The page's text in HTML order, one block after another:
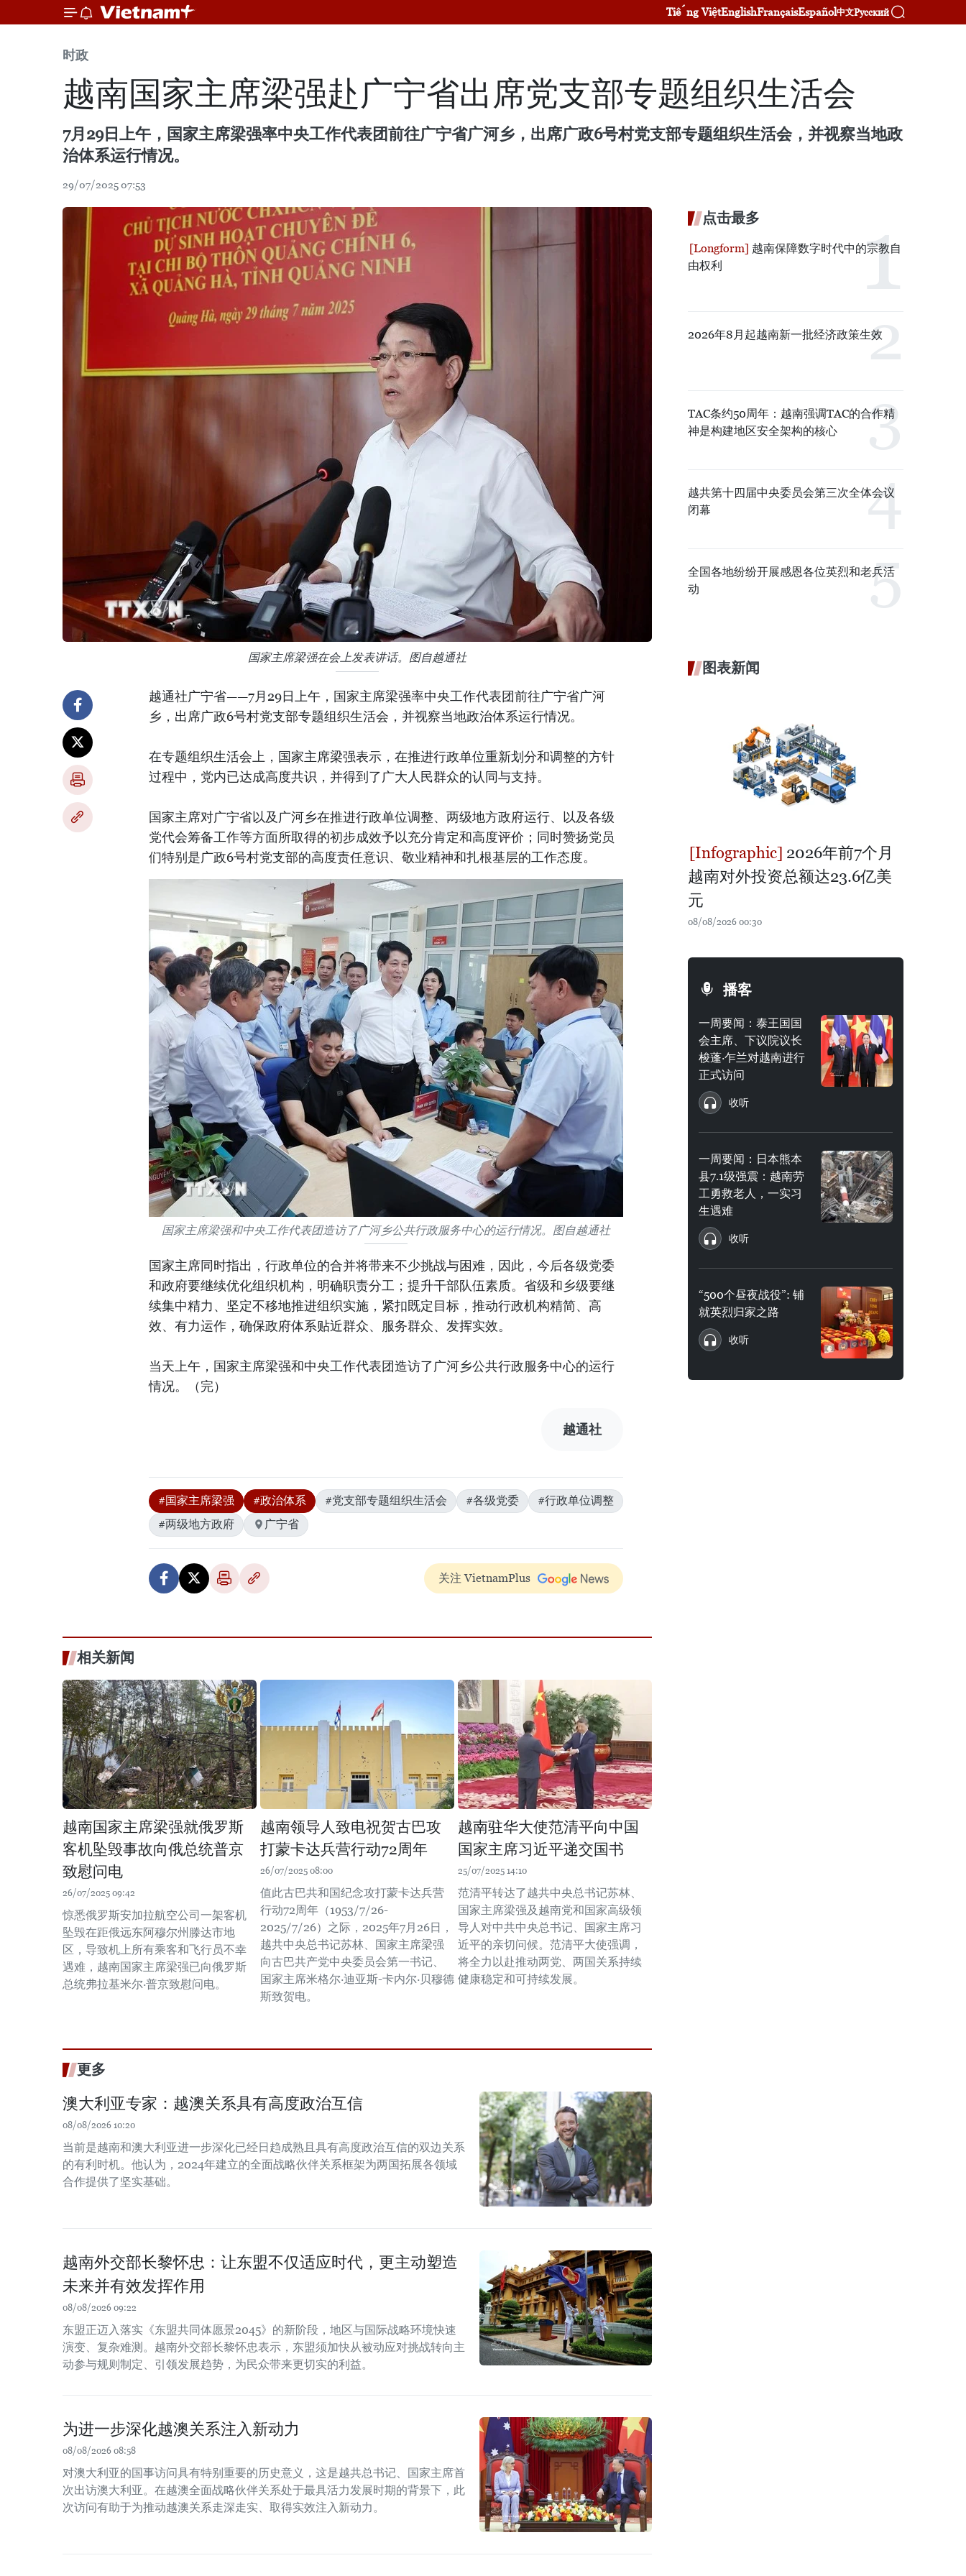
Tiếng ViệtEnglishFrançaisEspañol中文Русский
时政
越南国家主席梁强赴广宁省出席党支部专题组织生活会
7月29日上午，国家主席梁强率中央工作代表团前往广宁省广河乡，出席广政6号村党支部专题组织生活会，并视察当地政
治体系运行情况。
29/07/2025 07:53
国家主席梁强在会上发表讲话。图自越通社
越通社广宁省——7月29日上午，国家主席梁强率中央工作代表团前往广宁省广河
乡，出席广政6号村党支部专题组织生活会，并视察当地政治体系运行情况。
在专题组织生活会上，国家主席梁强表示，在推进行政单位重新划分和调整的方针
过程中，党内已达成高度共识，并得到了广大人民群众的认同与支持。
国家主席对广宁省以及广河乡在推进行政单位调整、两级地方政府运行、以及各级
党代会筹备工作等方面所取得的初步成效予以充分肯定和高度评价；同时赞扬党员
们特别是广政6号村党支部的高度责任意识、敬业精神和扎根基层的工作态度。
国家主席梁强和中央工作代表团造访了广河乡公共行政服务中心的运行情况。图自越通社
国家主席同时指出，行政单位的合并将带来不少挑战与困难，因此，今后各级党委
和政府要继续优化组织机构，明确职责分工；提升干部队伍素质。省级和乡级要继
续集中精力、坚定不移地推进组织实施，紧扣既定目标，推动行政机构精简、高
效、有力运作，确保政府体系贴近群众、服务群众、发挥实效。
当天上午，国家主席梁强和中央工作代表团造访了广河乡公共行政服务中心的运行
情况。（完）
越通社
#国家主席梁强 #政治体系 #党支部专题组织生活会 #各级党委
#行政单位调整
#两级地方政府
广宁省
关注 VietnamPlus
相关新闻
越南国家主席梁强就俄罗斯
客机坠毁事故向俄总统普京
致慰问电
26/07/2025 09:42
惊悉俄罗斯安加拉航空公司一架客机
坠毁在距俄远东阿穆尔州滕达市地
区，导致机上所有乘客和飞行员不幸
遇难，越南国家主席梁强已向俄罗斯
总统弗拉基米尔·普京致慰问电。
越南领导人致电祝贺古巴攻
打蒙卡达兵营行动72周年
26/07/2025 08:00
值此古巴共和国纪念攻打蒙卡达兵营
行动72周年（1953/7/26-
2025/7/26）之际，2025年7月26日，
越共中央总书记苏林、国家主席梁强
向古巴共产党中央委员会第一书记、
国家主席米格尔·迪亚斯-卡内尔·贝穆德
斯致贺电。
越南驻华大使范清平向中国
国家主席习近平递交国书
25/07/2025 14:10
范清平转达了越共中央总书记苏林、
国家主席梁强及越南党和国家高级领
导人对中共中央总书记、国家主席习
近平的亲切问候。范清平大使强调，
将全力以赴推动两党、两国关系持续
健康稳定和可持续发展。
更多
澳大利亚专家：越澳关系具有高度政治互信
08/08/2026 10:20
当前是越南和澳大利亚进一步深化已经日趋成熟且具有高度政治互信的双边关系
的有利时机。他认为，2024年建立的全面战略伙伴关系框架为两国拓展各领域
合作提供了坚实基础。
越南外交部长黎怀忠：让东盟不仅适应时代，更主动塑造
未来并有效发挥作用
08/08/2026 09:22
东盟正迈入落实《东盟共同体愿景2045》的新阶段，地区与国际战略环境快速
演变、复杂难测。越南外交部长黎怀忠表示，东盟须加快从被动应对挑战转向主
动参与规则制定、引领发展趋势，为民众带来更切实的利益。
为进一步深化越澳关系注入新动力
08/08/2026 08:58
对澳大利亚的国事访问具有特别重要的历史意义，这是越共总书记、国家主席首
次出访澳大利亚。在越澳全面战略伙伴关系处于最具活力发展时期的背景下，此
次访问有助于为推动越澳关系走深走实、取得实效注入新动力。
点击最多
越南保障数字时代中的宗教自
由权利
2026年8月起越南新一批经济政策生效
TAC条约50周年：越南强调TAC的合作精
神是构建地区安全架构的核心
越共第十四届中央委员会第三次全体会议
闭幕
全国各地纷纷开展感恩各位英烈和老兵活
动
图表新闻
2026年前7个月
越南对外投资总额达23.6亿美
元
08/08/2026 00:30
播客
一周要闻：泰王国国
会主席、下议院议长
梭蓬·乍兰对越南进行
正式访问
收听
一周要闻：日本熊本
县7.1级强震：越南劳
工勇救老人，一实习
生遇难
收听
“500个昼夜战役”: 铺
就英烈归家之路
收听